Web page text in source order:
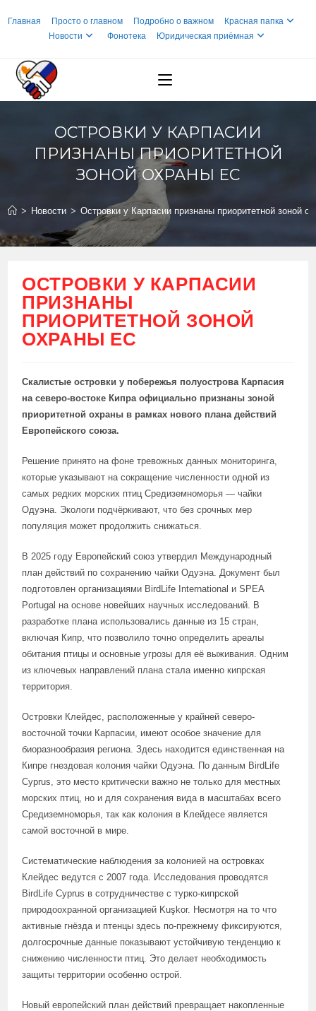
Главная Просто о главном Подробно о важном
Красная папка
Новости
Фонотека Юридическая приёмная
ОСТРОВКИ У КАРПАСИИ
ПРИЗНАНЫ ПРИОРИТЕТНОЙ
ЗОНОЙ ОХРАНЫ ЕС
> Новости > Островки у Карпасии признаны приоритетной зоной
ОСТРОВКИ У КАРПАСИИ
ПРИЗНАНЫ
ПРИОРИТЕТНОЙ ЗОНОЙ
ОХРАНЫ ЕС
Скалистые островки у побережья полуострова Карпасия
на северо-востоке Кипра официально признаны зоной
приоритетной охраны в рамках нового плана действий
Европейского союза.
Решение принято на фоне тревожных данных мониторинга,
которые указывают на сокращение численности одной из
самых редких морских птиц Средиземноморья — чайки
Одуэна. Экологи подчёркивают, что без срочных мер
популяция может продолжить снижаться.
В 2025 году Европейский союз утвердил Международный
план действий по сохранению чайки Одуэна. Документ был
подготовлен организациями BirdLife International и SPEA
Portugal на основе новейших научных исследований. В
разработке плана использовались данные из 15 стран,
включая Кипр, что позволило точно определить ареалы
обитания птицы и основные угрозы для её выживания. Одним
из ключевых направлений плана стала именно кипрская
территория.
Островки Клейдес, расположенные у крайней северо-
восточной точки Карпасии, имеют особое значение для
биоразнообразия региона. Здесь находится единственная на
Кипре гнездовая колония чайки Одуэна. По данным BirdLife
Cyprus, это место критически важно не только для местных
морских птиц, но и для сохранения вида в масштабах всего
Средиземноморья, так как колония в Клейдесе является
самой восточной в мире.
Систематические наблюдения за колонией на островках
Клейдес ведутся с 2007 года. Исследования проводятся
BirdLife Cyprus в сотрудничестве с турко-кипрской
природоохранной организацией Kuşkor. Несмотря на то что
активные гнёзда и птенцы здесь по-прежнему фиксируются,
долгосрочные данные показывают устойчивую тенденцию к
снижению численности птиц. Это делает необходимость
защиты территории особенно острой.
Новый европейский план действий превращает накопленные